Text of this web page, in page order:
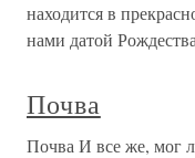
находится в
нами датой
Почва
Почва И все же, мог